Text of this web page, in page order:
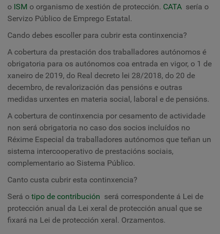
o ISM o organismo de xestión de protección. CATA sería o
Servizo Público de Emprego Estatal.
Cando debes escoller para cubrir esta continxencia?
A cobertura da prestación dos traballadores autónomos é
obrigatoria para os autónomos coa entrada en vigor, o 1 de
xaneiro de 2019, do Real decreto lei 28/2018, do 20 de
decembro, de revalorización das pensións e outras
medidas urxentes en materia social, laboral e de pensións.
A cobertura de continxencia por cesamento de actividade
non será obrigatoria no caso dos socios incluídos no
Réxime Especial da traballadores autónomos que teñan un
sistema intercooperativo de prestacións sociais,
complementario ao Sistema Público.
Canto custa cubrir esta continxencia?
Será o tipo de contribución será correspondente á Lei de
protección anual da Lei xeral de protección anual que se
fixará na Lei de protección xeral. Orzamentos.